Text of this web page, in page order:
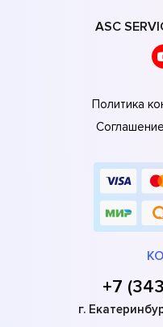
ASC
Политика
+7
г.